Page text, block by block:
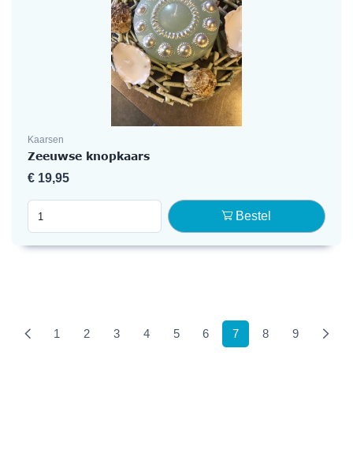
Kaarsen
Zeeuwse knopkaars
€ 19,95
Bestel
1 2 3 4 5 6 7(current)
8 9